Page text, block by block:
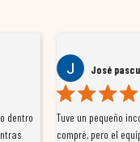
José pascual Valera
Tuve un pequeño inconveniente
compré, pero el equipo de